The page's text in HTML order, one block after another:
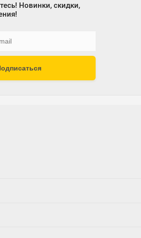
Новинки, скидки,